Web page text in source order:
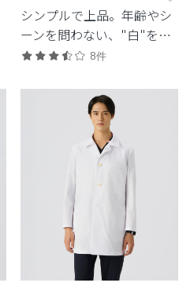
シンプルで上品。年齢やシ
ーンを問わない、"白"を追
求したクラシコの定番モデ
8件